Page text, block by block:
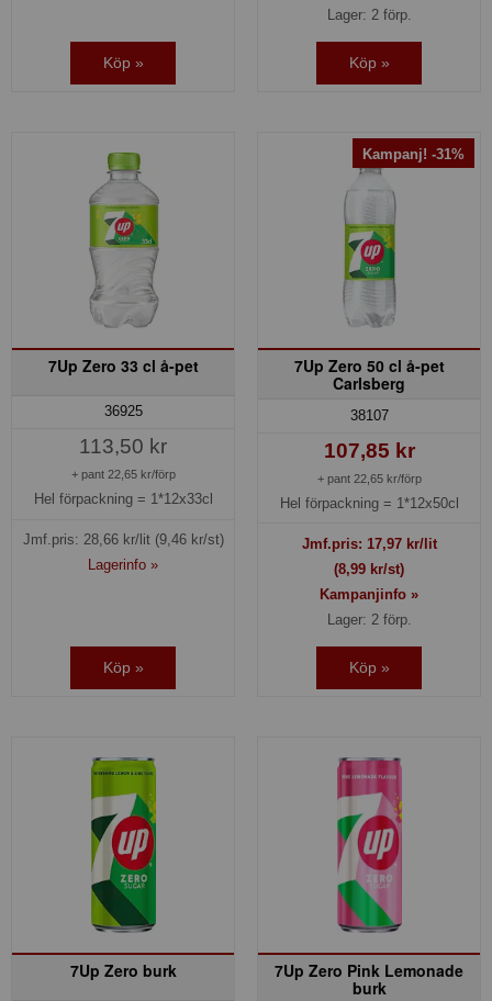
Köp »
Lager: 2 förp.
Köp »
7Up Zero 33 cl å-pet
36925
113,50 kr
+ pant 22,65 kr/förp
Hel förpackning = 1*12x33cl
Jmf.pris: 28,66kr/lit (9,46 kr/st)
Lagerinfo »
Köp »
Kampanj! -31%
7Up Zero 50 cl å-pet
Carlsberg
38107
107,85 kr
+ pant 22,65 kr/förp
Hel förpackning = 1*12x50cl
Jmf.pris: 17,97kr/lit
(8,99 kr/st)
Kampanjinfo »
Lager: 2 förp.
Köp »
7Up Zero burk
7Up Zero Pink Lemonade
burk